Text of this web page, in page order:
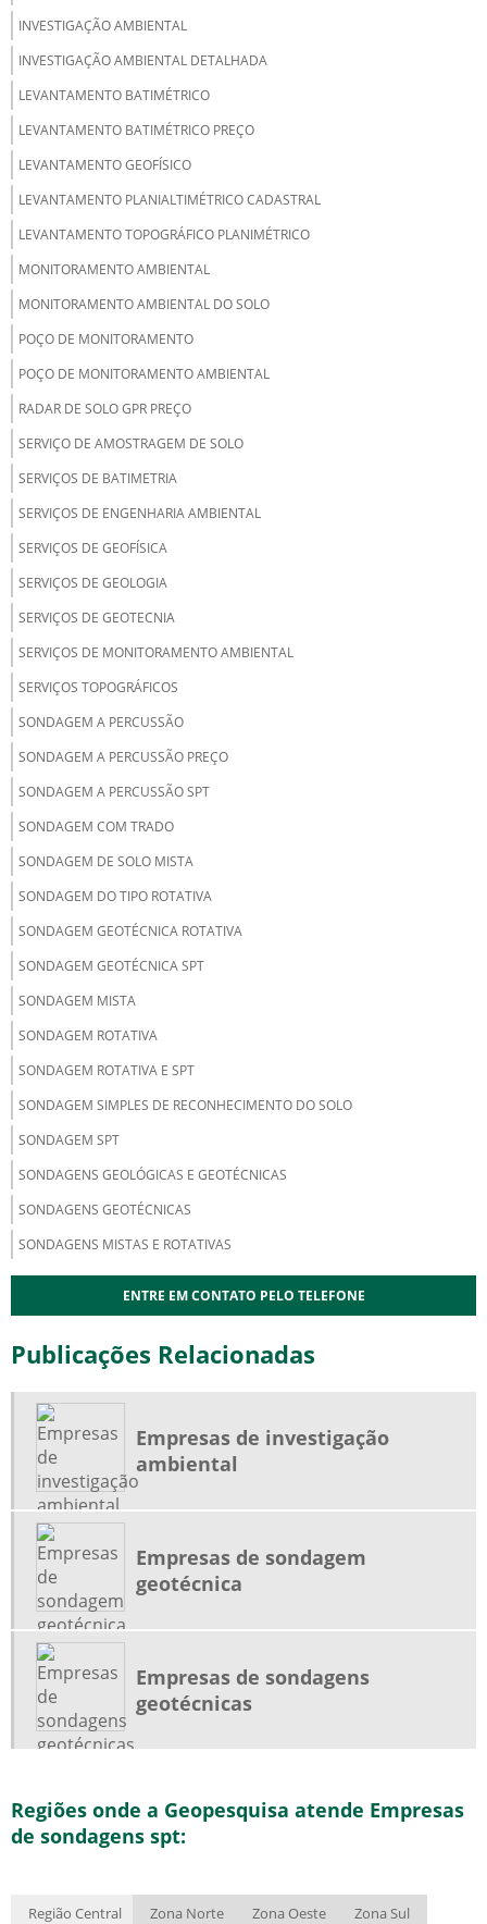
INVESTIGAÇÃO AMBIENTAL
INVESTIGAÇÃO AMBIENTAL DETALHADA
LEVANTAMENTO BATIMÉTRICO
LEVANTAMENTO BATIMÉTRICO PREÇO
LEVANTAMENTO GEOFÍSICO
LEVANTAMENTO PLANIALTIMÉTRICO CADASTRAL
LEVANTAMENTO TOPOGRÁFICO PLANIMÉTRICO
MONITORAMENTO AMBIENTAL
MONITORAMENTO AMBIENTAL DO SOLO
POÇO DE MONITORAMENTO
POÇO DE MONITORAMENTO AMBIENTAL
RADAR DE SOLO GPR PREÇO
SERVIÇO DE AMOSTRAGEM DE SOLO
SERVIÇOS DE BATIMETRIA
SERVIÇOS DE ENGENHARIA AMBIENTAL
SERVIÇOS DE GEOFÍSICA
SERVIÇOS DE GEOLOGIA
SERVIÇOS DE GEOTECNIA
SERVIÇOS DE MONITORAMENTO AMBIENTAL
SERVIÇOS TOPOGRÁFICOS
SONDAGEM A PERCUSSÃO
SONDAGEM A PERCUSSÃO PREÇO
SONDAGEM A PERCUSSÃO SPT
SONDAGEM COM TRADO
SONDAGEM DE SOLO MISTA
SONDAGEM DO TIPO ROTATIVA
SONDAGEM GEOTÉCNICA ROTATIVA
SONDAGEM GEOTÉCNICA SPT
SONDAGEM MISTA
SONDAGEM ROTATIVA
SONDAGEM ROTATIVA E SPT
SONDAGEM SIMPLES DE RECONHECIMENTO DO SOLO
SONDAGEM SPT
SONDAGENS GEOLÓGICAS E GEOTÉCNICAS
SONDAGENS GEOTÉCNICAS
SONDAGENS MISTAS E ROTATIVAS
ENTRE EM CONTATO PELO TELEFONE
Publicações Relacionadas
Empresas de investigação
ambiental
Empresas de sondagem
geotécnica
Empresas de sondagens
geotécnicas
Regiões onde a Geopesquisa atende Empresas
de sondagens spt:
Região Central Zona Norte Zona Oeste
Zona Sul